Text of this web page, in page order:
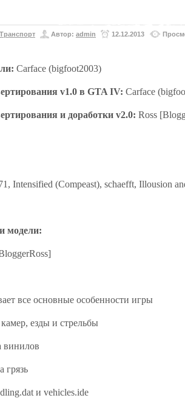
Транспорт Автор: admin 12.12.2013
Carface (bigfoot2003)
v1.0 в GTA IV: Carface
и доработки v2.0: Ross
Intensified (Compeast), schaefft, Illousion
модели:
все основные особенности игры
езды и стрельбы
винилов
грязь
и vehicles.ide